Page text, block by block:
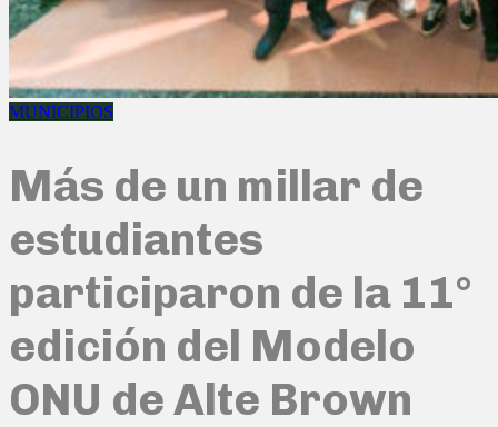
MUNICIPIOS
Más de un millar de
estudiantes
participaron de la 11°
edición del Modelo
ONU de Alte Brown